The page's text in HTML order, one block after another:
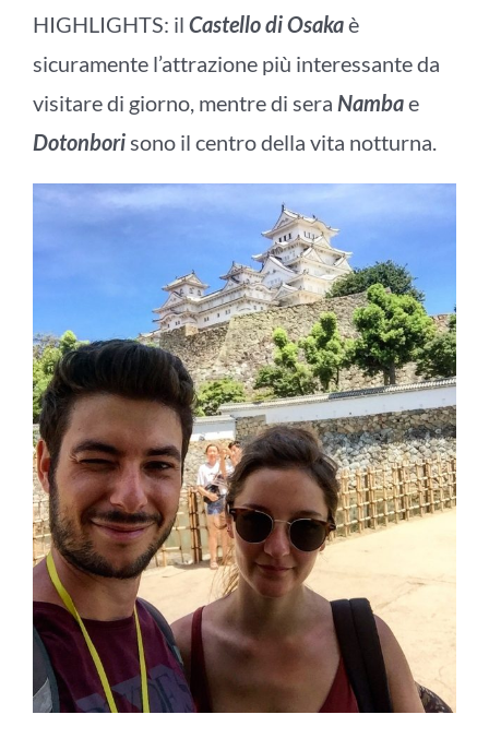
HIGHLIGHTS: il Castello di Osakaè
sicuramente l’attrazione più interessante da
visitare di giorno, mentre di sera Nambae
Dotonborisono il centro della vita notturna.